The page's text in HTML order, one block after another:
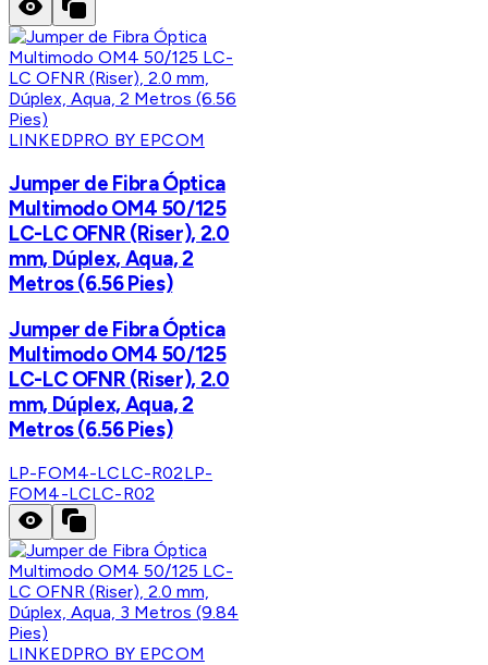
LINKEDPRO BY EPCOM
Jumper de Fibra Óptica
Multimodo OM4 50/125
LC-LC OFNR (Riser), 2.0
mm, Dúplex, Aqua, 2
Metros (6.56 Pies)
Jumper de Fibra Óptica
Multimodo OM4 50/125
LC-LC OFNR (Riser), 2.0
mm, Dúplex, Aqua, 2
Metros (6.56 Pies)
LP-FOM4-LCLC-R02LP-
FOM4-LCLC-R02
LINKEDPRO BY EPCOM